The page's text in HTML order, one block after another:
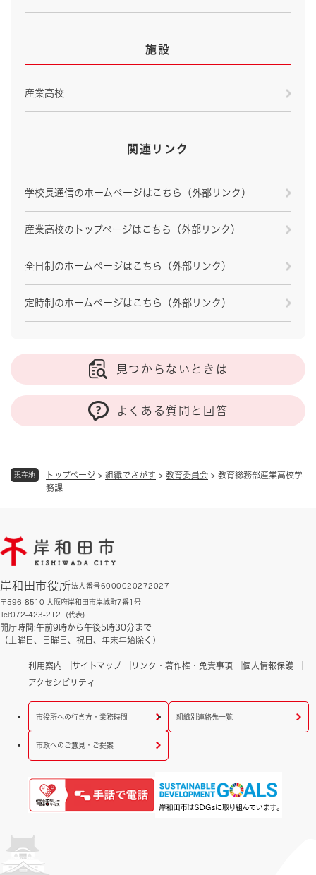
現在地 トップページ > 組織でさがす > 教育委員会 > 教育総務部産業高校学
務課
施設
産業高校
関連リンク
学校長通信のホームページはこちら（外部リンク）
産業高校のトップページはこちら（外部リンク）
全日制のホームページはこちら（外部リンク）
定時制のホームページはこちら（外部リンク）
見つからないときは
よくある質問と回答
岸和田市役所法人番号6000020272027
〒596-8510 大阪府岸和田市岸城町7番1号
Tel:072-423-2121(代表)
開庁時間:午前9時から午後5時30分まで
（土曜日、日曜日、祝日、年末年始除く）
利用案内 サイトマップ リンク・著作権・免責事項
個人情報保護
アクセシビリティ
市役所への行き方・業務時間 組織別連絡先一覧
市政へのご意見・ご提案